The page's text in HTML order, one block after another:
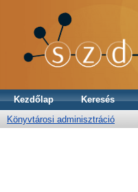
Kezdőlap Keresés
Könyvtárosi adminisztráció